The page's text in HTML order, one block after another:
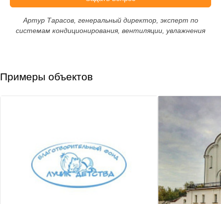
Артур Тарасов, генеральный директор, эксперт по
системам кондиционирования, вентиляции, увлажнения
Примеры объектов